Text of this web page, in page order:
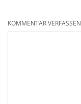
KOMMENTAR VERFASSEN